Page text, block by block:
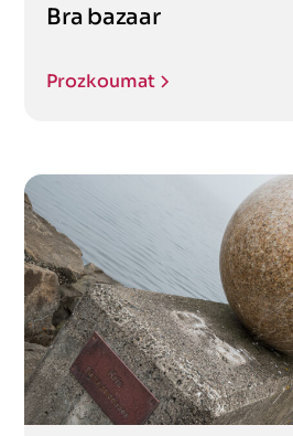
Bra bazaar
Prozkoumat